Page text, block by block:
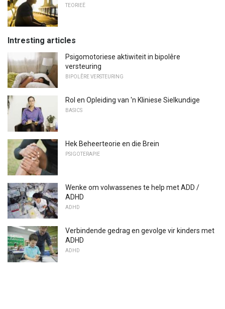
TEORIEË
Intresting articles
Psigomotoriese aktiwiteit in bipolêre
versteuring
BIPOLÊRE VERSTEURING
Rol en Opleiding van 'n Kliniese Sielkundige
BASICS
Hek Beheerteorie en die Brein
PSIGOTERAPIE
Wenke om volwassenes te help met ADD /
ADHD
ADHD
Verbindende gedrag en gevolge vir kinders met
ADHD
ADHD